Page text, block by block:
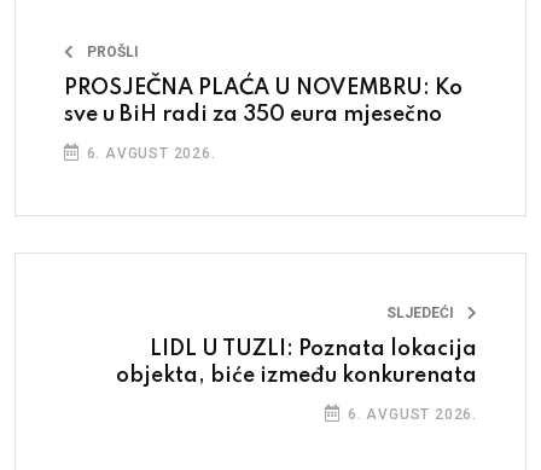
PROŠLI
PROSJEČNA PLAĆA U NOVEMBRU: Ko
sve u BiH radi za 350 eura mjesečno
6. AVGUST 2026.
SLJEDEĆI
LIDL U TUZLI: Poznata lokacija
objekta, biće između konkurenata
6. AVGUST 2026.